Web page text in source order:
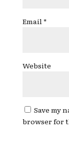
Email*
Website
Save my
browser for